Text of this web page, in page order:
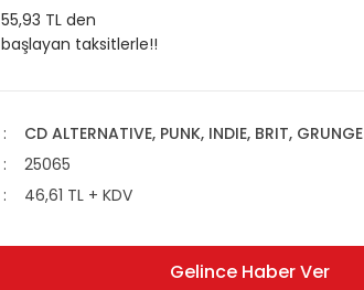
55,93 TL den
başlayan taksitlerle!!
CD ALTERNATIVE, PUNK, INDIE, BRIT, GRUNGE
25065
46,61 TL + KDV
Gelince Haber Ver